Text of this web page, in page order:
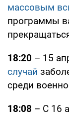
массовым
программы
18:20 – 15
случай
среди
18:08 – С 16